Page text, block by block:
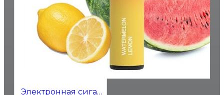
Электронная сигарета Elf Bar 2000 Watermelon Lemon (Арбуз Лимон)